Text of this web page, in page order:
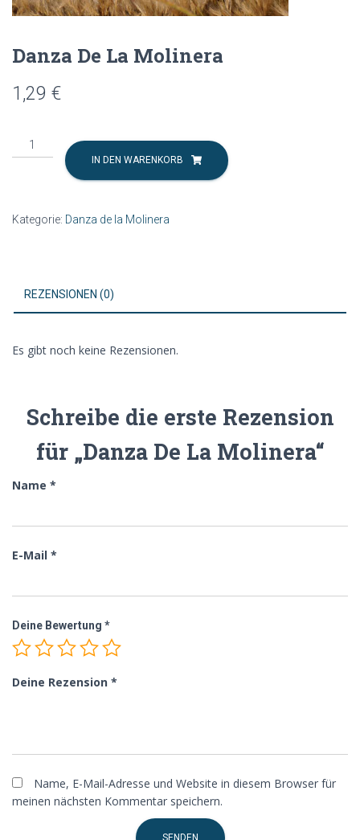
Danza De La Molinera
1,29 €
Danza
De
IN DEN WARENKORB
Kategorie: Danza de la Molinera
REZENSIONEN (0)
Es gibt noch keine Rezensionen.
Schreibe die erste Rezension
für „Danza De La Molinera“
Name *
E-Mail *
Deine Bewertung *
Deine Rezension *
Name, E-Mail-Adresse und Website in diesem Browser für
meinen nächsten Kommentar speichern.